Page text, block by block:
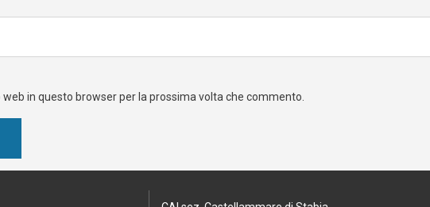
in questo browser per la prossima volta che commento.